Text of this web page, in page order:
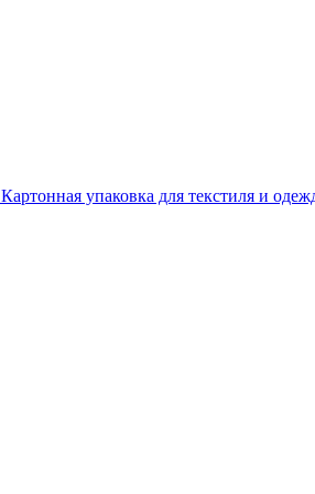
Картонная упаковка для текстиля и